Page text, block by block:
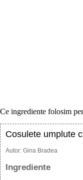
Ce ingrediente folosim
Cosulete umplute
Autor: Gina Bradea
Ingrediente